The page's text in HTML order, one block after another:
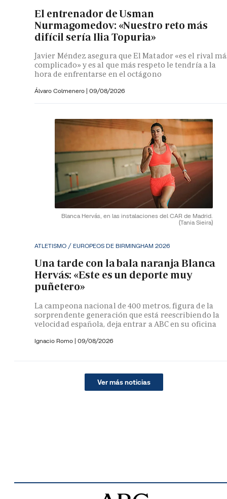
El entrenador de Usman
Nurmagomedov: «Nuestro reto más
difícil sería Ilia Topuria»
Javier Méndez asegura que El Matador «es el rival
complicado» y es al que más respeto le tendría a la
hora de enfrentarse en el octágono
Álvaro Colmenero | 09/08/2026
Blanca Hervás, en las instalaciones del CAR de Madrid.
(Tania Sieira)
ATLETISMO / EUROPEOS DE BIRMINGHAM 2026
Una tarde con la bala naranja Blanca
Hervás: «Este es un deporte muy
puñetero»
La campeona nacional de 400 metros, figura de la
sorprendente generación que está reescribiendo la
velocidad española, deja entrar a ABC en su oficina
Ignacio Romo | 09/08/2026
Ver más noticias